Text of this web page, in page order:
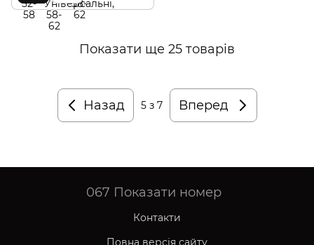
Показати ще 25 товарів
Назад 5з 7 Вперед
067 Показати номер
Контакти
Повна версія сайту